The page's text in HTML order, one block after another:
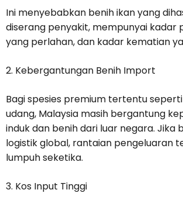
Ini menyebabkan benih ikan yang
diserang penyakit, mempunyai kadar
yang perlahan, dan kadar kematian
2. Kebergantungan Benih Import
Bagi spesies premium tertentu
udang, Malaysia masih bergantung
induk dan benih dari luar negara. Jika
logistik global, rantaian pengeluaran
lumpuh seketika.
3. Kos Input Tinggi